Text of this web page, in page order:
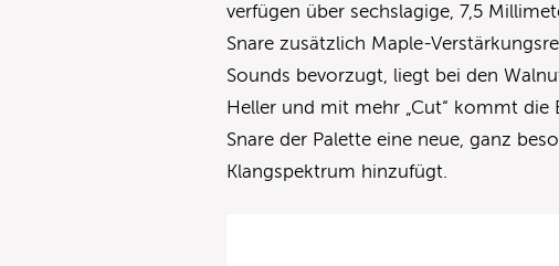
verfügen über sechslagige, 7,5
Snare zusätzlich Maple-
Sounds bevorzugt, liegt bei den
Heller und mit mehr „Cut“ kommt die
Snare der Palette eine neue, ganz
Klangspektrum hinzufügt.